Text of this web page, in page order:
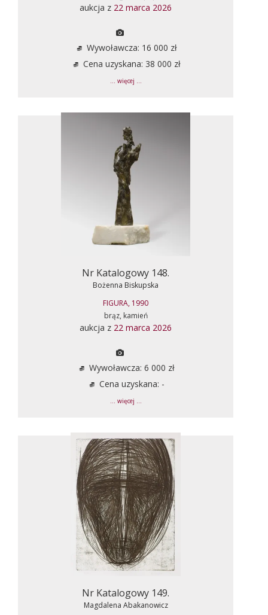
aukcja z 22 marca 2026
Wywoławcza: 16 000 zł
Cena uzyskana: 38 000 zł
... więcej ...
Nr Katalogowy 148.
Bożenna Biskupska
FIGURA, 1990
brąz, kamień
aukcja z 22 marca 2026
Wywoławcza: 6 000 zł
Cena uzyskana: -
... więcej ...
Nr Katalogowy 149.
Magdalena Abakanowicz